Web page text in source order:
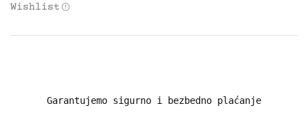
Wishlist
Garantujemo sigurno i bezbedno plaćanje